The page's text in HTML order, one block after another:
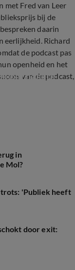
met Fred van Leer
bij de
daarin
eerlijkheid. Richard
de podcast pas
openheid en het
van de podcast,
om naakte
in
Mol?
'Publiek heeft
door exit: